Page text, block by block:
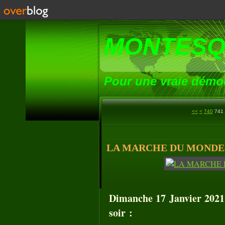
Pour une vraie
<< < 700
710
720
730
740 741
LA MARCHE DU
Dimanche 17 Janvier
soir :